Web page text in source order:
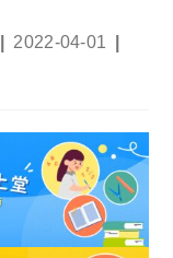
Post
2022-04-01